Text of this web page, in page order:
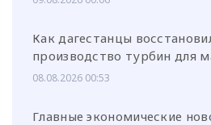
Как дагестанцы
производство турбин для
08.08.2026 00:53
Главные экономические